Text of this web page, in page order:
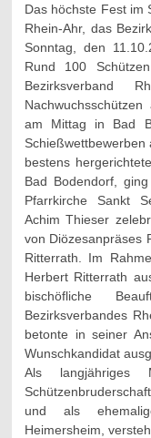
Das höchste Fest im
Rhein-Ahr, das
Sonntag, den
Rund 100
Bezirksverband
am Mittag in Bad
Schießwettbewerben
bestens
Bad Bodendorf,
Pfarrkirche Sankt
Achim Thieser
von Diözesanpräses
Ritterrath. Im
Herbert Ritterrath
bischöfliche
Bezirksverbandes
betonte in seiner
Wunschkandidat
Als langjähriges
und als
Heimersheim,